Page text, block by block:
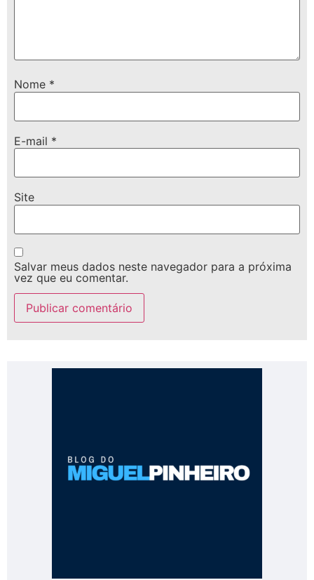
Nome *
E-mail *
Site
Salvar meus dados neste navegador para a próxima
vez que eu comentar.